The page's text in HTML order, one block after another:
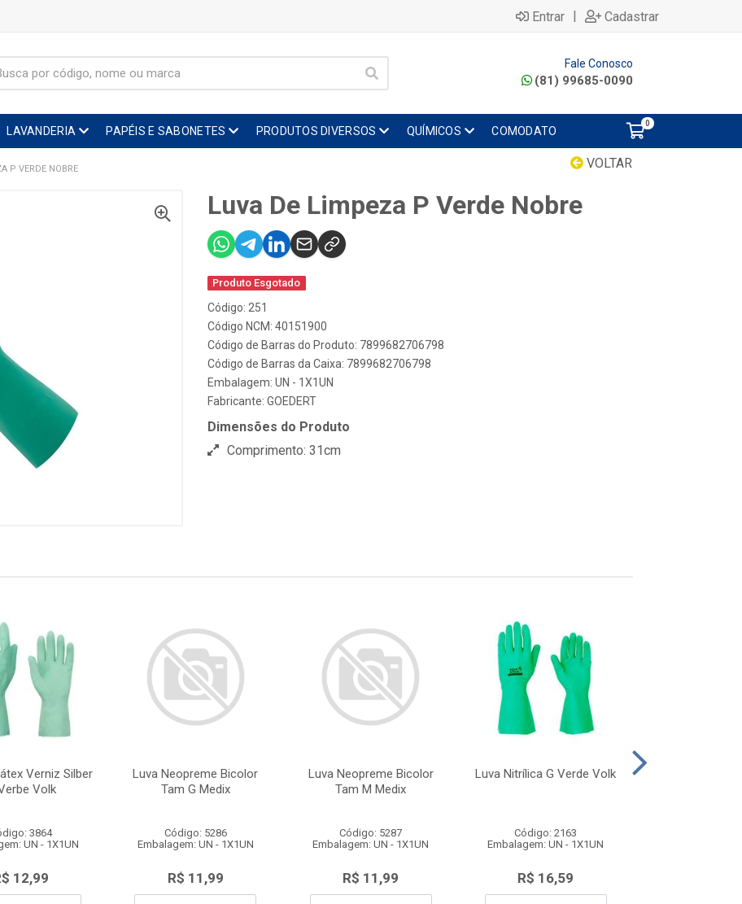
Entrar | Cadastrar
Fale Conosco
(81) 99685-0090
LAVANDERIA PAPÉIS E SABONETES PRODUTOS DIVERSOS QUÍMICOS COMODATO
0
VOLTAR
P VERDE NOBRE
Luva De Limpeza P Verde Nobre
Produto Esgotado
Código: 251
Código NCM: 40151900
Código de Barras do Produto: 7899682706798
Código de Barras da Caixa: 7899682706798
Embalagem: UN - 1X1UN
Fabricante: GOEDERT
Dimensões do Produto
Comprimento: 31cm
Verniz Silber
Volk
3864
UN - 1X1UN
12,99
Luva Neopreme Bicolor
Tam G Medix
Código: 5286
Embalagem: UN - 1X1UN
R$ 11,99
Luva Neopreme Bicolor
Tam M Medix
Código: 5287
Embalagem: UN - 1X1UN
R$ 11,99
Luva Nitrílica G Verde Volk
Código: 2163
Embalagem: UN - 1X1UN
R$ 16,59